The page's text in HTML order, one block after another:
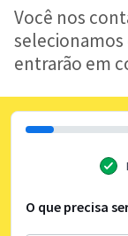
Você nos
entrarão em
O que precisa